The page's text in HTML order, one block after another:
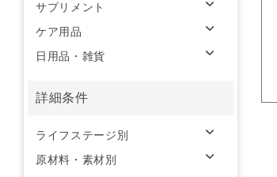
サプリメント
ケア用品
日用品・雑貨
詳細条件
ライフステージ別
原材料・素材別